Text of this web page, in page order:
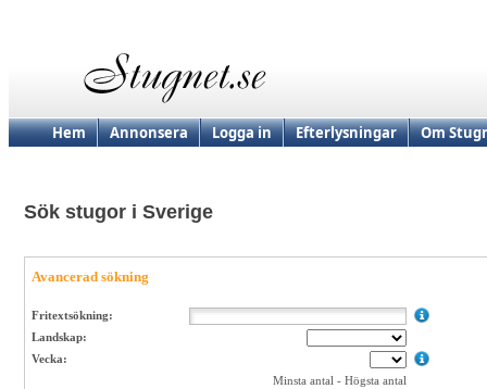
Hem Annonsera Logga in Efterlysningar Om
Sök stugor i Sverige
Avancerad sökning
Fritextsökning:
Landskap:
Vecka:
Minsta antal - Högsta antal